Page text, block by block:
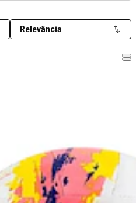
Relevância